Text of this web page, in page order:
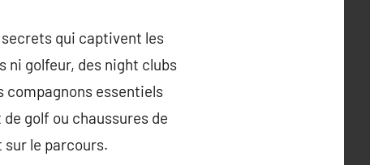
qui captivent les
ni golfeur, des night clubs
compagnons essentiels
golf ou chaussures de
sur le parcours.